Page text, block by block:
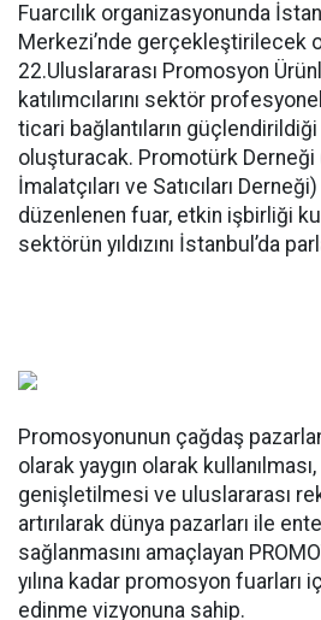
Fuarcılık organizasyonunda
Merkezi’nde gerçekleştirilecek
22.Uluslararası Promosyon
katılımcılarını sektör
ticari bağlantıların
oluşturacak. Promotürk
İmalatçıları ve Satıcıları
düzenlenen fuar, etkin işbirliği
sektörün yıldızını İstanbul’da
Promosyonunun çağdaş
olarak yaygın olarak
genişletilmesi ve uluslararası
artırılarak dünya pazarları ile
sağlanmasını amaçlayan
yılına kadar promosyon fuarları
edinme vizyonuna sahip.